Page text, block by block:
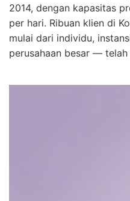
2014, dengan kapasitas
per hari. Ribuan klien di
mulai dari individu,
perusahaan besar —